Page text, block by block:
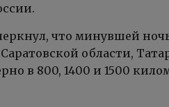
что минувшей
области,
в 800, 1400 и 1500